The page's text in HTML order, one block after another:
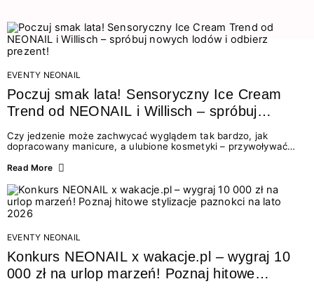
EVENTY NEONAIL
Poczuj smak lata! Sensoryczny Ice Cream
Trend od NEONAIL i Willisch – spróbuj
nowych lodów i odbierz prezent!
Czy jedzenie może zachwycać wyglądem tak bardzo, jak
dopracowany manicure, a ulubione kosmetyki – przywoływać
świata beauty i oszałamiających deserów to coś więcej niż
zmysłami: przez soczysty kolor, aksamitną teksturę,
orzeźwiający zapach i słodki akcent na podniebieniu. Tego lata
NEONAIL łączy siły z marką Willisch, tworząc unikalny projekt
na styku jedzenia i piękna....
Read More
EVENTY NEONAIL
Konkurs NEONAIL x wakacje.pl – wygraj 10
000 zł na urlop marzeń! Poznaj hitowe